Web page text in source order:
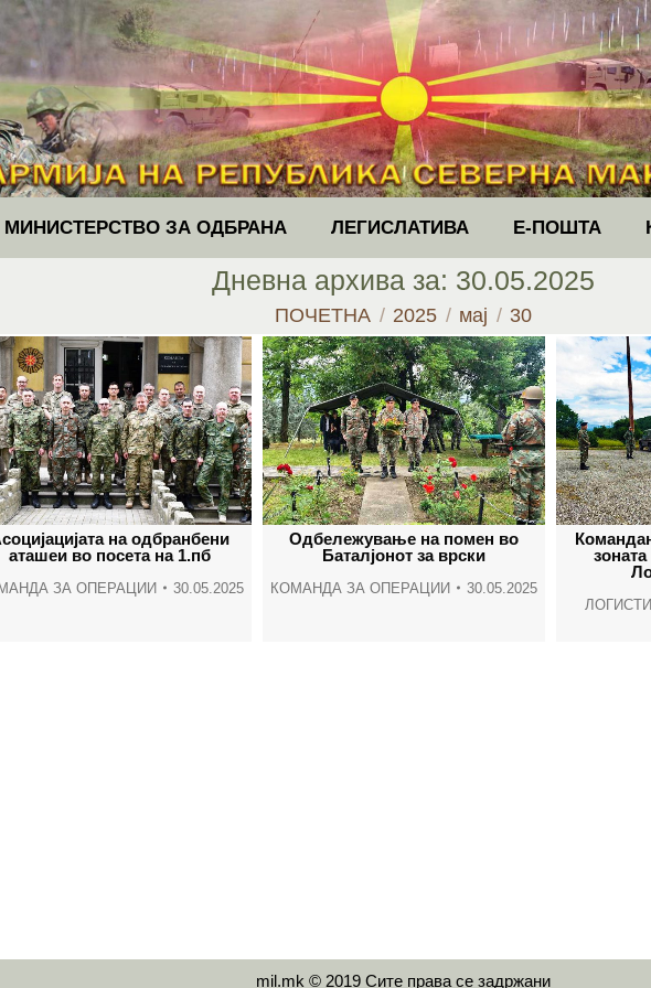
МИНИСТЕРСТВО ЗА ОДБРАНА ЛЕГИСЛАТИВА Е-ПОШТА
Дневна архива за: 30.05.2025
You are here:
ПОЧЕТНА 2025 мај 30
на одбранбени
аташеи во посета на 1.пб
ЗА ОПЕРАЦИИ 30.05.2025
Одбележување на помен во
Баталјонот за врски
КОМАНДА ЗА ОПЕРАЦИИ 30.05.2025
mil.mk © 2019 Сите права се задржани